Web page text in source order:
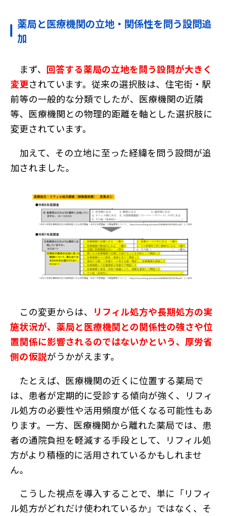
薬局と医療機関の立地・関係性を問う設問追
加
まず、 回答する薬局の立地を問う設問が大きく
変更されています。従来の選択肢は、住宅街・駅
前等の一般的な分類でしたが、医療機関の近隣
等、医療機関との物理的距離を軸とした選択肢に
変更されています。
加えて、その立地に至った経緯を問う設問が追
加されました。
この変更からは、
リフィル処方や長期処方の実
施状況が、薬局と医療機関との関係性の強さや位
置関係に影響されるのではないかという、厚労省
側の仮説がうかがえます。
たとえば、医療機関の近くに位置する薬局で
は、患者が定期的に受診する傾向が強く、リフィ
ル処方の必要性や活用頻度が低くなる可能性もあ
ります。一方、医療機関から離れた薬局では、患
者の通院負担を軽減する手段として、リフィル処
方がより積極的に活用されているかもしれませ
ん。
こうした視点を導入することで、単に「リフィ
ル処方がどれだけ使われているか」ではなく、そ